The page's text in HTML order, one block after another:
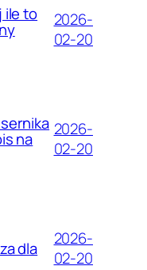
ile to
2026-
02-20
na
2026-
02-20
dla
2026-
02-20